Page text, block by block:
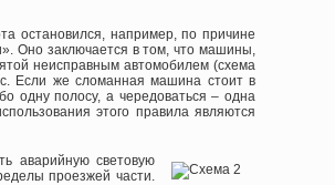
остановился, например, по причине
Оно заключается в том, что машины,
неисправным автомобилем (схема
Если же сломанная машина стоит в
одну полосу, а чередоваться – одна
этого правила являются
аварийную световую
проезжей части.